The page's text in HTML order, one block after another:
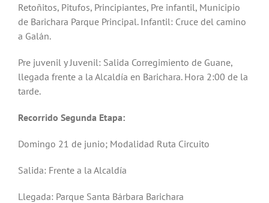
Retoñitos, Pitufos, Principiantes, Pre infantil, Municipio
de Barichara Parque Principal. Infantil: Cruce del camino
a Galán.
Pre juvenil y Juvenil: Salida Corregimiento de Guane,
llegada frente a la Alcaldía en Barichara. Hora 2:00 de la
tarde.
Recorrido Segunda Etapa:
Domingo 21 de junio; Modalidad Ruta Circuito
Salida: Frente a la Alcaldía
Llegada: Parque Santa Bárbara Barichara